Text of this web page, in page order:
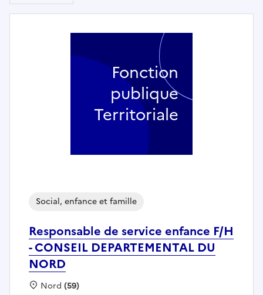
Responsable de service enfance F/H
- CONSEIL DEPARTEMENTAL DU
NORD
Social, enfance et famille
Localisation :
Nord (59)
Fonction
publique
Territoriale